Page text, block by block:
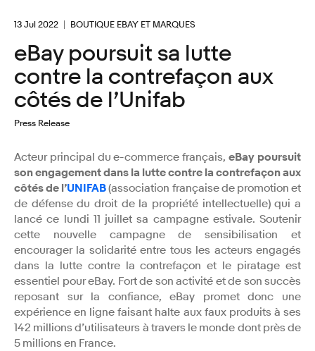
13 Jul 2022 BOUTIQUE EBAY ET MARQUES
eBay poursuit sa lutte
contre la contrefaçon aux
côtés de l’Unifab
Press Release
Acteur principal du e-commerce français,eBay poursuit
son engagement dans la lutte contre la contrefaçon aux
côtés de l’UNIFAB(association française de promotion et
de défense du droit de la propriété intellectuelle) qui a
lancé ce lundi 11 juillet sa campagne estivale. Soutenir
cette nouvelle campagne de sensibilisation et
encourager la solidarité entre tous les acteurs engagés
dans la lutte contre la contrefaçon et le piratage est
essentiel pour eBay. Fort de son activité et de son succès
reposant sur la confiance, eBay promet donc une
expérience en ligne faisant halte aux faux produits à ses
142 millions d’utilisateurs à travers le monde dont près de
5 millions en France.